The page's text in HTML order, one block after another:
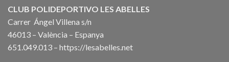
CLUB POLIDEPORTIVO LES ABELLES
Carrer Ángel Villena s/n
46013 – València – Espanya
651.049.013 – https://lesabelles.net